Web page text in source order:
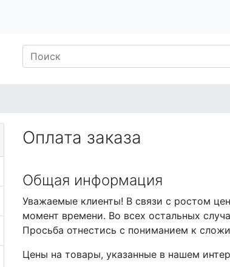
Оплата заказа
Общая информация
Уважаемые клиенты! В связи с ростом
момент времени. Во всех остальных
Просьба отнестись с пониманием к
Цены на товары, указанные в нашем